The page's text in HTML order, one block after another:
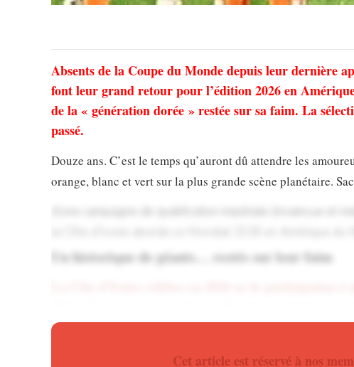
Absents de la Coupe du Monde depuis leur dernière
font leur grand retour pour l’édition 2026 en
de la « génération dorée » restée sur sa faim. La
passé.
Douze ans. C’est le temps qu’auront dû attendre les
orange, blanc et vert sur la plus grande scène planétaire.
Un historique de géants… restés sur leur faim
cette année, l’objectif est clair : franchir enfin le
l’application pour ne rien rater de l’actualité
Cet article est réservé à nos